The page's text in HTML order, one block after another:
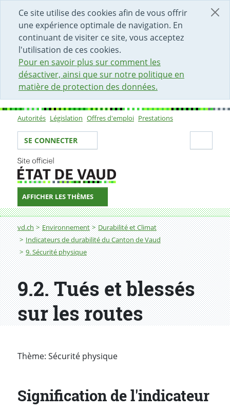
Ce site utilise des cookies afin de vous offrir
une expérience optimale de navigation. En
continuant de visiter ce site, vous acceptez
l'utilisation de ces cookies.
Pour en savoir plus sur comment les
désactiver, ainsi que sur notre politique en
matière de protection des données.
DÉBUT DU CONTENU DE LA PAGE
ACCÈS AU CHAMP DE RECHERCHE
PAGE D'ACCUEIL
FORMULAIRE DE CONTACT
Sous-navigation
Autorités Législation Offres d'emploi Prestations
Votre identité
SE CONNECTER
AFFICHER LES THÈMES
Fil d'Ariane
vd.ch Environnement
Durabilité et Climat
Indicateurs de durabilité du Canton de Vaud
9. Sécurité physique
9.2. Indicateur
9.2. Tués et blessés
sur les routes
Thème: Sécurité physique
Signification de l'indicateur